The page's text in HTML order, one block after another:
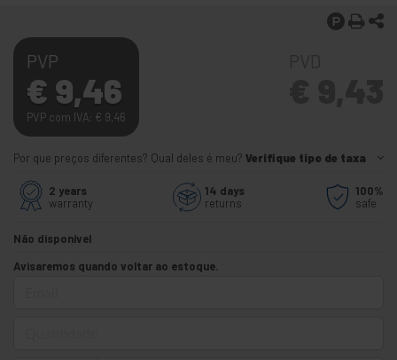
PVP
€ 9,46
PVP com IVA: € 9,46
Por que preços diferentes? Qual deles é meu? Verifique tipo de taxa
2 years
warranty
14 days
returns
100%
safe
Não disponível
Avisaremos quando voltar ao estoque.